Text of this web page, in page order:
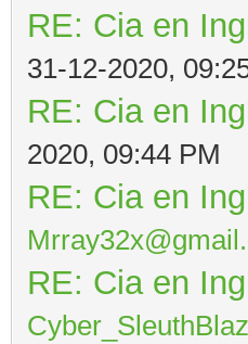
RE: Cia en
31-12-2020,
RE: Cia en
2020, 09:44 PM
RE: Cia en
RE: Cia en